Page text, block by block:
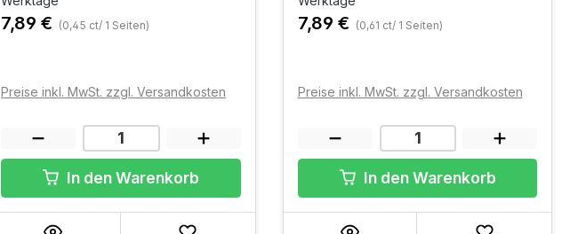
7,89 € (0,45 ct/ 1 Seiten)
Preise inkl. MwSt. zzgl. Versandkosten
In den Warenkorb
7,89 € (0,61 ct/ 1 Seiten)
Preise inkl. MwSt. zzgl. Versandkosten
In den Warenkorb